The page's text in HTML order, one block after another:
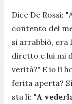
Dice De Rossi: "
contento del
si arrabbiò, era
diretto e lui mi
verità?" E io lì
ferita aperta?
sta lì: "A